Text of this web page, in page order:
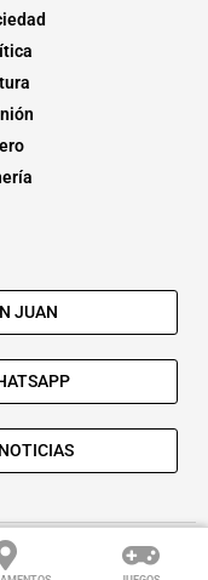
JUAN
reservados. |